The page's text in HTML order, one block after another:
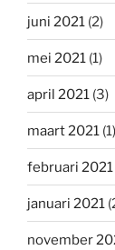
juni 2021 (2)
mei 2021 (1)
april 2021 (3)
maart 2021 (1)
februari 2021
januari 2021
november